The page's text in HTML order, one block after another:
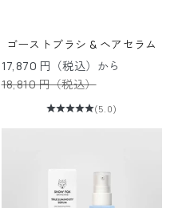
ゴーストブラシ & ヘアセラム
セール価格
17,870 円（税込）から
通常価格
18,810 円（税込）
(5.0)